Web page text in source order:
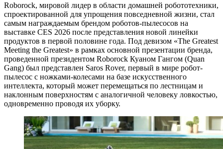
Roborock, мировой лидер в области домашней робототехники,
спроектированной для упрощения повседневной жизни, стал
самым награждаемым брендом роботов-пылесосов на
выставке CES 2026 после представления новой линейки
продуктов в первой половине года. Под девизом «The Greatest
Meeting the Greatest» в рамках основной презентации бренда,
проведенной президентом Roborock Куаном Гангом (Quan
Gang) был представлен Saros Rover, первый в мире робот-
пылесос с ножками-колесами на базе искусственного
интеллекта, который может перемещаться по лестницам и
наклонным поверхностям с аналогичной человеку ловкостью,
одновременно проводя их уборку.